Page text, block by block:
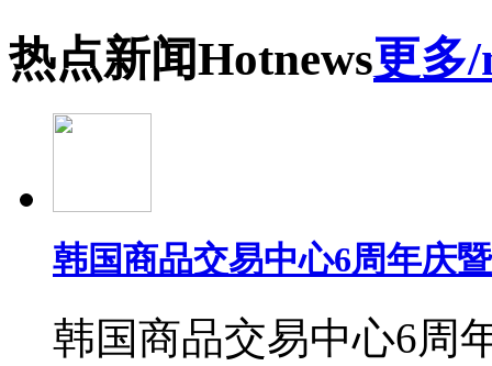
热点新闻Hotnews更多
韩国商品交易中心6周年庆
韩国商品交易中心6周